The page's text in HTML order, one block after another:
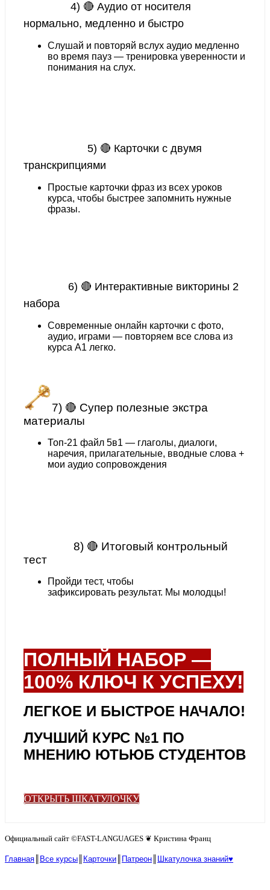
4) 🔴 Аудио от носителя
нормально, медленно и быстро
Слушай и повторяй вслух аудио медленно
во время пауз — тренировка уверенности и
понимания на слух.
5) 🔴 Карточки с двумя
транскрипциями
Простые карточки фраз из всех уроков
курса, чтобы быстрее запомнить нужные
фразы.
6) 🔴 Интерактивные викторины 2
набора
Современные онлайн карточки с фото,
аудио, играми — повторяем все слова из
курса А1 легко.
7) 🔴 Супер полезные экстра
материалы
Топ-21 файл 5в1 — глаголы, диалоги,
наречия, прилагательные, вводные слова +
мои аудио сопровождения
8) 🔴 Итоговый контрольный
тест
Пройди тест, чтобы
зафиксировать результат. Мы молодцы!
ПОЛНЫЙ НАБОР —
100% КЛЮЧ К УСПЕХУ!
ЛЕГКОЕ И БЫСТРОЕ НАЧАЛО!
ЛУЧШИЙ КУРС №1 ПО
МНЕНИЮ ЮТЬЮБ СТУДЕНТОВ
ОТКРЫТЬ ШКАТУЛОЧКУ
Официальный сайт ©️FAST-LANGUAGES ❦ Кристина Франц
Главная Все курсы Карточки Патреон Шкатулочка знаний♥︎